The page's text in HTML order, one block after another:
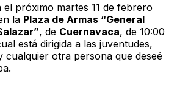
el próximo martes 11 de febrero
la Plaza de Armas “General
, de Cuernavaca, de 10:00
está dirigida a las juventudes,
cualquier otra persona que deseé